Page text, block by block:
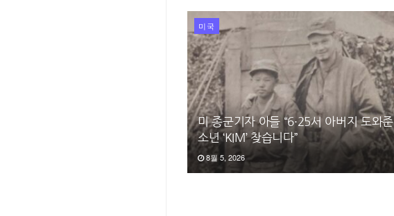
미국
미 종군기자 아들 “6·25서 아버지 도와준
소년 ‘KIM’ 찾습니다”
8월 5, 2026